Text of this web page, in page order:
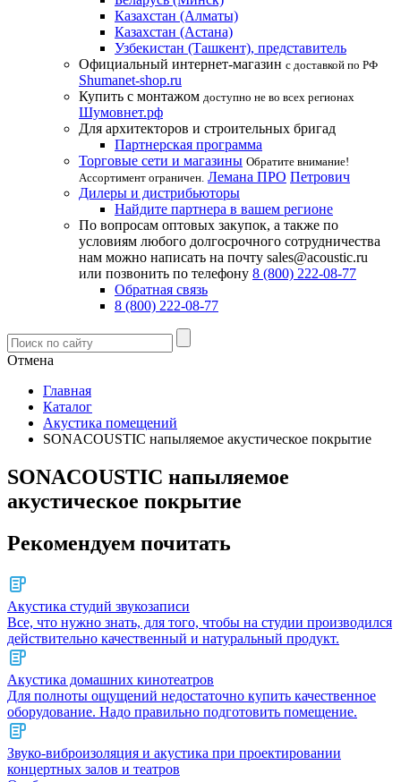
Казахстан (Алматы)
Казахстан (Астана)
Узбекистан (Ташкент), представитель
Официальный интернет-магазин с доставкой по РФ
Shumanet-shop.ru
Купить с монтажом доступно не во всех регионах
Шумовнет.рф
Для архитекторов и строительных бригад
Партнерская программа
Торговые сети и магазины Обратите внимание!
Ассортимент ограничен. Лемана ПРО Петрович
Дилеры и дистрибьюторы
Найдите партнера в вашем регионе
По вопросам оптовых закупок, а также по
условиям любого долгосрочного сотрудничества
нам можно написать на почту sales@acoustic.ru
или позвонить по телефону 8 (800) 222-08-77
Обратная связь
8 (800) 222-08-77
Отмена
Главная
Каталог
Акустика помещений
SONACOUSTIC напыляемое акустическое покрытие
SONACOUSTIC напыляемое
акустическое покрытие
Рекомендуем почитать
Акустика студий звукозаписи
Все, что нужно знать, для того, чтобы на студии производился
действительно качественный и натуральный продукт.
Акустика домашних кинотеатров
Для полноты ощущений недостаточно купить качественное
оборудование. Надо правильно подготовить помещение.
Звуко-виброизоляция и акустика при проектировании
концертных залов и театров